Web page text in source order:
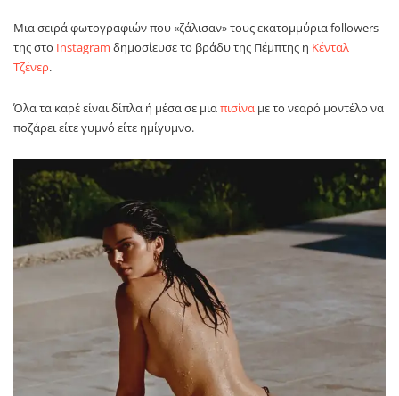
Μια σειρά φωτογραφιών που «ζάλισαν» τους εκατομμύρια followers
της στο Instagram δημοσίευσε το βράδυ της Πέμπτης η Κένταλ
Τζένερ.
Όλα τα καρέ είναι δίπλα ή μέσα σε μιαπισίνα με το νεαρό μοντέλο να
ποζάρει είτε γυμνό είτε ημίγυμνο.